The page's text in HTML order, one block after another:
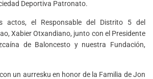
Deportiva Patronato.
actos, el Responsable del Distrito 5 del
Xabier Otxandiano, junto con el Presidente
de Baloncesto y nuestra Fundación,
un aurresku en honor de la Familia de Jon